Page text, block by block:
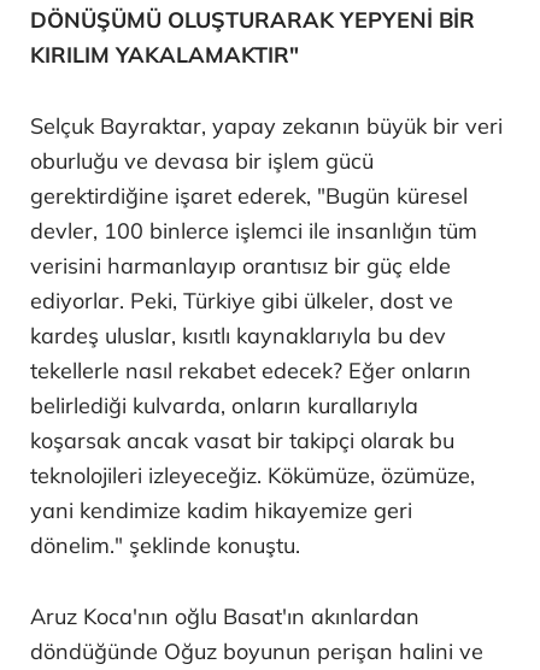
DÖNÜŞÜMÜ OLUŞTURARAK YEPYENİ BİR
KIRILIM YAKALAMAKTIR"
Selçuk Bayraktar, yapay zekanın büyük bir veri
oburluğu ve devasa bir işlem gücü
gerektirdiğine işaret ederek, "Bugün küresel
devler, 100 binlerce işlemci ile insanlığın tüm
verisini harmanlayıp orantısız bir güç elde
ediyorlar. Peki, Türkiye gibi ülkeler, dost ve
kardeş uluslar, kısıtlı kaynaklarıyla bu dev
tekellerle nasıl rekabet edecek? Eğer onların
belirlediği kulvarda, onların kurallarıyla
koşarsak ancak vasat bir takipçi olarak bu
teknolojileri izleyeceğiz. Kökümüze, özümüze,
yani kendimize kadim hikayemize geri
dönelim." şeklinde konuştu.
Aruz Koca'nın oğlu Basat'ın akınlardan
döndüğünde Oğuz boyunun perişan halini ve